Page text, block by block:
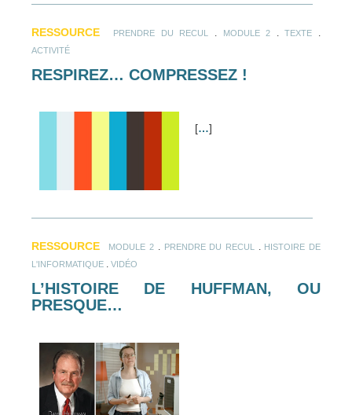
RESSOURCE PRENDRE DU RECUL MODULE 2 .TEXTE
ACTIVITÉ
RESPIREZ… COMPRESSEZ !
[…]
RESSOURCE MODULE 2 PRENDRE DU RECUL
HISTOIRE DE
L'INFORMATIQUE
VIDÉO
L’HISTOIRE DE HUFFMAN, OU
PRESQUE…